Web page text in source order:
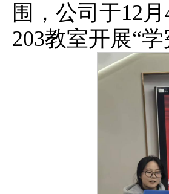
围，公司于12
203教室开展“